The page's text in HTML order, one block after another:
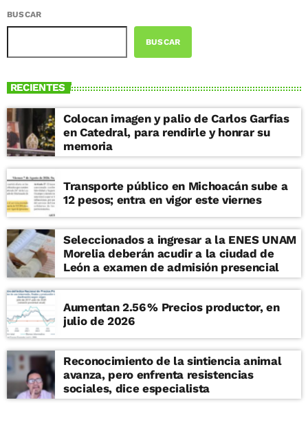
BUSCAR
BUSCAR
RECIENTES
Colocan imagen y palio de Carlos Garfias
en Catedral, para rendirle y honrar su
memoria
Transporte público en Michoacán sube a
12 pesos; entra en vigor este viernes
Seleccionados a ingresar a la ENES UNAM
Morelia deberán acudir a la ciudad de
León a examen de admisión presencial
Aumentan 2.56 % Precios productor, en
julio de 2026
Reconocimiento de la sintiencia animal
avanza, pero enfrenta resistencias
sociales, dice especialista